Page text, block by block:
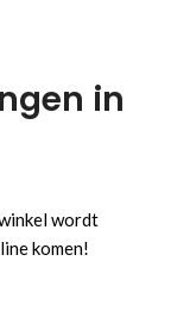
in
wordt
komen!